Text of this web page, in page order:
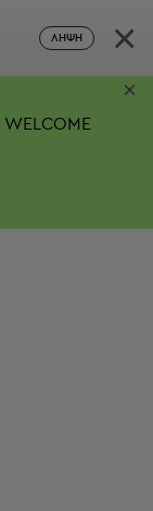
ΛΉΨΗ ×
WELCOME
×